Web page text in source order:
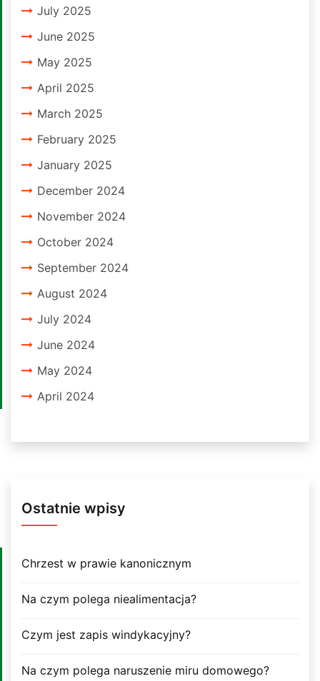
July 2025
June 2025
May 2025
April 2025
March 2025
February 2025
January 2025
December 2024
November 2024
October 2024
September 2024
August 2024
July 2024
June 2024
May 2024
April 2024
Ostatnie wpisy
Chrzest w prawie kanonicznym
Na czym polega niealimentacja?
Czym jest zapis windykacyjny?
Na czym polega naruszenie miru domowego?